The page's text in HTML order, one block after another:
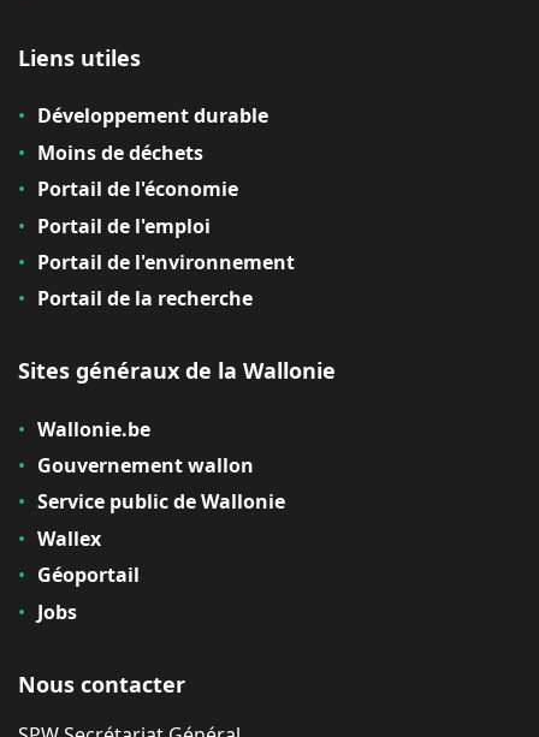
Liens utiles
Développement durable
Moins de déchets
Portail de l'économie
Portail de l'emploi
Portail de l'environnement
Portail de la recherche
Sites généraux de la Wallonie
Wallonie.be
Gouvernement wallon
Service public de Wallonie
Wallex
Géoportail
Jobs
Nous contacter